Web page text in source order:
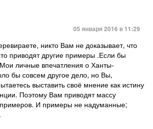
05 января 2016 в 11:29
никто Вам не доказывает, что
приводят другие примеры .Если бы
личные впечатления о Ханты-
бы совсем другое дело, но Вы,
выставить своё мнение как истину
Поэтому Вам приводят массу
И примеры не надуманные;